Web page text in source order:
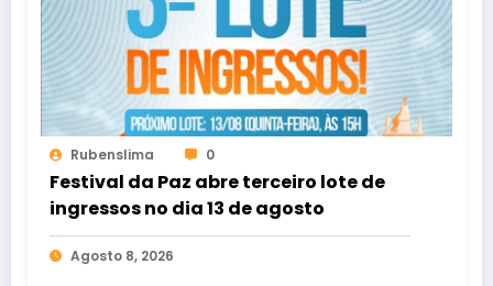
Rubenslima 0
Festival da Paz abre terceiro lote de
ingressos no dia 13 de agosto
Agosto 8, 2026